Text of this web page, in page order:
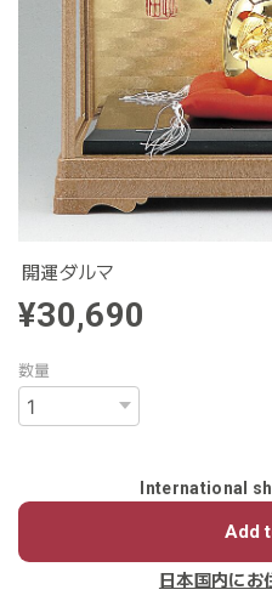
開運ダルマ
¥30,690
数量
International
Add
日本国内にお